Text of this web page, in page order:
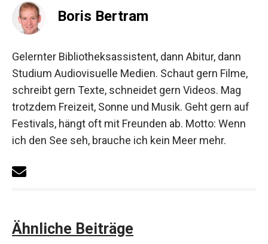
Boris Bertram
Gelernter Bibliotheksassistent, dann Abitur, dann
Studium Audiovisuelle Medien. Schaut gern Filme,
schreibt gern Texte, schneidet gern Videos. Mag
trotzdem Freizeit, Sonne und Musik. Geht gern auf
Festivals, hängt oft mit Freunden ab. Motto: Wenn
ich den See seh, brauche ich kein Meer mehr.
Ähnliche Beiträge